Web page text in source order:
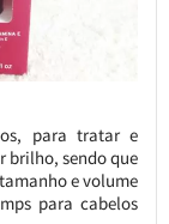
para tratar e
brilho, sendo que
e volume
para cabelos